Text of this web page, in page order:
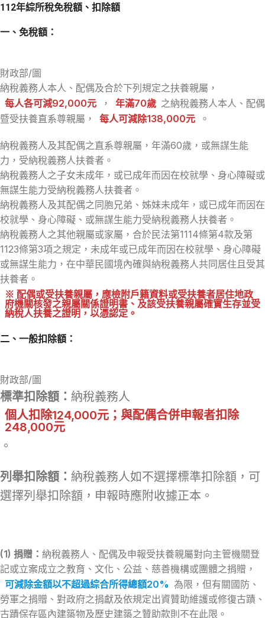
112年綜所稅免稅額、扣除額
一、免稅額：
財政部/圖
納稅義務人本人、配偶及合於下列規定之扶養親屬，
每人各可減92,000元
， 年滿70歲 之納稅義務人本人、配偶
暨受扶養直系尊親屬，
每人可減除138,000元 。
納稅義務人及其配偶之直系尊親屬，年滿60歲，或無謀生能
力，受納稅義務人扶養者。
納稅義務人之子女未成年，或已成年而因在校就學、身心障礙或
無謀生能力受納稅義務人扶養者。
納稅義務人及其配偶之同胞兄弟、姊妹未成年，或已成年而因在
校就學、身心障礙、或無謀生能力受納稅義務人扶養者。
納稅義務人之其他親屬或家屬，合於民法第1114條第4款及第
1123條第3項之規定，未成年或已成年而因在校就學、身心障礙
或無謀生能力，在中華民國境內確與納稅義務人共同居住且受其
扶養者。
※ 配偶或受扶養親屬，應檢附戶籍資料或受扶養者居住地政
府機關核發之親屬關係證明書、及該受扶養親屬確實生存並受
納稅人扶養之證明，以憑認定。
二、一般扣除額：
財政部/圖
標準扣除額： 納稅義務人
個人扣除124,000元；與配偶合併申報者扣除
248,000元
。
列舉扣除額： 納稅義務人如不選擇標準扣除額，可
選擇列舉扣除額，申報時應附收據正本。
(1) 捐贈： 納稅義務人、配偶及申報受扶養親屬對向主管機關登
記或立案成立之教育、文化、公益、慈善機構或團體之捐贈，
可減除金額以不超過綜合所得總額20% 為限，但有關國防、
勞軍之捐贈、對政府之捐獻及依規定出資贊助維護或修復古蹟、
古蹟保存區內建築物及歷史建築之贊助款則不在此限。